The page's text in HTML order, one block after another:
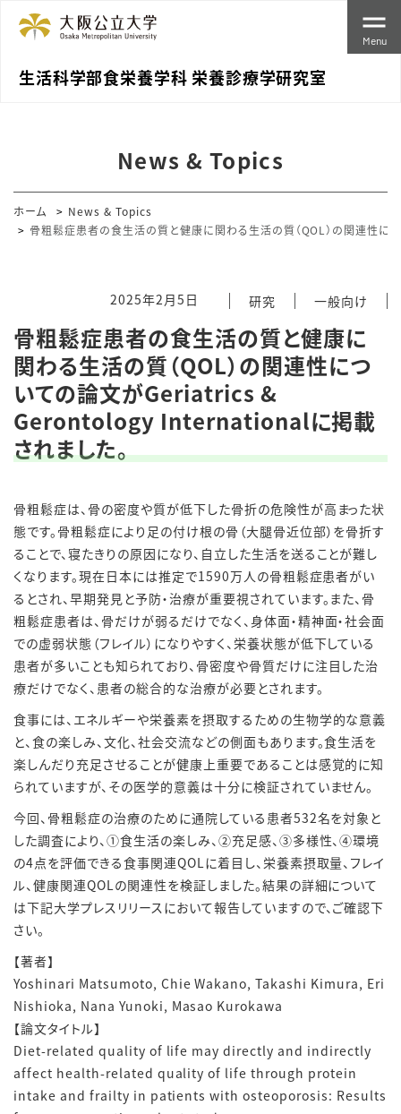
生活科学部食栄養学科 栄養診療学研究室
Menu
News & Topics
ホーム
News & Topics
骨粗鬆症患者の食生活の質と健康に関わる生活の質（QOL）の関連
2025年2月5日 研究 一般向け
骨粗鬆症患者の食生活の質と健康に
関わる生活の質（QOL）の関連性につ
いての論文がGeriatrics &
Gerontology Internationalに掲載
されました。
骨粗鬆症は、骨の密度や質が低下した骨折の危険性が高まった状
態です。骨粗鬆症により足の付け根の骨（大腿骨近位部）を骨折す
ることで、寝たきりの原因になり、自立した生活を送ることが難し
くなります。現在日本には推定で1590万人の骨粗鬆症患者がい
るとされ、早期発見と予防・治療が重要視されています。また、骨
粗鬆症患者は、骨だけが弱るだけでなく、身体面・精神面・社会面
での虚弱状態（フレイル）になりやすく、栄養状態が低下している
患者が多いことも知られており、骨密度や骨質だけに注目した治
療だけでなく、患者の総合的な治療が必要とされます。
食事には、エネルギーや栄養素を摂取するための生物学的な意義
と、食の楽しみ、文化、社会交流などの側面もあります。食生活を
楽しんだり充足させることが健康上重要であることは感覚的に知
られていますが、その医学的意義は十分に検証されていません。
今回、骨粗鬆症の治療のために通院している患者532名を対象と
した調査により、➀食生活の楽しみ、➁充足感、➂多様性、④環境
の4点を評価できる食事関連QOLに着目し、栄養素摂取量、フレイ
ル、健康関連QOLの関連性を検証しました。結果の詳細について
は下記大学プレスリリースにおいて報告していますので、ご確認下
さい。
【著者】
Yoshinari Matsumoto, Chie Wakano, Takashi Kimura, Eri
Nishioka, Nana Yunoki, Masao Kurokawa
【論文タイトル】
Diet-related quality of life may directly and indirectly
affect health-related quality of life through protein
intake and frailty in patients with osteoporosis: Results